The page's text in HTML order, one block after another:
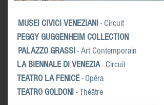
MUSEI CIVICI VENEZIANI - Circuit
PEGGY GUGGENHEIM COLLECTION
PALAZZO GRASSI - Art Contemporain
LA BIENNALE DI VENEZIA- Circuit
TEATRO LA FENICE- Opéra
TEATRO GOLDONI - Théâtre